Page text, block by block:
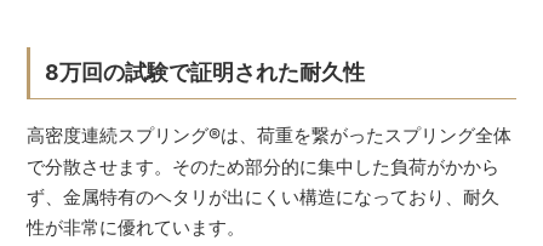
8万回の試験で証明された耐久性
高密度連続スプリング®は、荷重を繋がったスプリング全体
で分散させます。そのため部分的に集中した負荷がかから
ず、金属特有のヘタリが出にくい構造になっており、耐久
性が非常に優れています。